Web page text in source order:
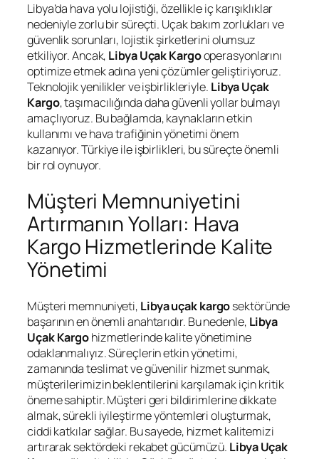
Libya’da hava yolu lojistiği, özellikle iç karışıklıklar
nedeniyle zorlu bir süreçti. Uçak bakım zorlukları ve
güvenlik sorunları, lojistik şirketlerini olumsuz
etkiliyor. Ancak, Libya Uçak Kargooperasyonlarını
optimize etmek adına yeni çözümler geliştiriyoruz.
Teknolojik yenilikler ve işbirlikleriyle. Libya Uçak
Kargo, taşımacılığında daha güvenli yollar bulmayı
amaçlıyoruz. Bu bağlamda, kaynakların etkin
kullanımı ve hava trafiğinin yönetimi önem
kazanıyor. Türkiye ile işbirlikleri, bu süreçte önemli
bir rol oynuyor.
Müşteri Memnuniyetini
Artırmanın Yolları: Hava
Kargo Hizmetlerinde Kalite
Yönetimi
Müşteri memnuniyeti, Libya uçak kargosektöründe
başarının en önemli anahtarıdır. Bu nedenle, Libya
Uçak Kargohizmetlerinde kalite yönetimine
odaklanmalıyız. Süreçlerin etkin yönetimi,
zamanında teslimat ve güvenilir hizmet sunmak,
müşterilerimizin beklentilerini karşılamak için kritik
öneme sahiptir. Müşteri geri bildirimlerine dikkate
almak, sürekli iyileştirme yöntemleri oluşturmak,
ciddi katkılar sağlar. Bu sayede, hizmet kalitemizi
artırarak sektördeki rekabet gücümüzü. Libya Uçak